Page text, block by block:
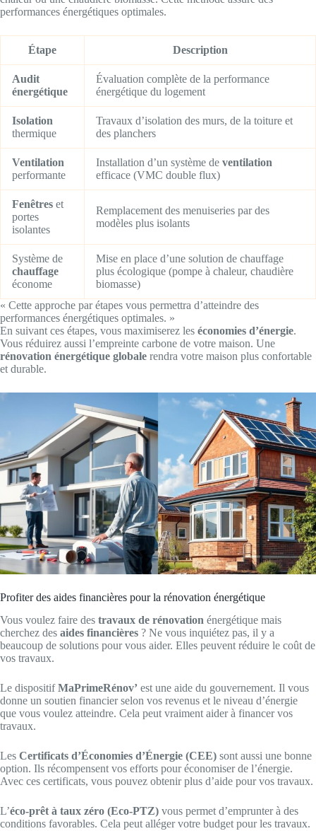
performances énergétiques optimales.
Étape Description
Audit
énergétique
Évaluation complète de la performance
énergétique du logement
Isolation
thermique
Travaux d’isolation des murs, de la toiture et
des planchers
Ventilation
performante
Installation d’un système de ventilation
efficace (VMC double flux)
Fenêtres et
portes
isolantes
Remplacement des menuiseries par des
modèles plus isolants
Système de
chauffage
économe
Mise en place d’une solution de chauffage
plus écologique (pompe à chaleur, chaudière
biomasse)
« Cette approche par étapes vous permettra d’atteindre des
performances énergétiques optimales. »
En suivant ces étapes, vous maximiserez les économies d’énergie.
Vous réduirez aussi l’empreinte carbone de votre maison. Une
rénovation énergétique globale rendra votre maison plus confortable
et durable.
Profiter des aides financières pour la rénovation énergétique
Vous voulez faire des travaux de rénovation énergétique mais
cherchez des aides financières ? Ne vous inquiétez pas, il y a
beaucoup de solutions pour vous aider. Elles peuvent réduire le coût de
vos travaux.
Le dispositifMaPrimeRénov’ est une aide du gouvernement. Il vous
donne un soutien financier selon vos revenus et le niveau d’énergie
que vous voulez atteindre. Cela peut vraiment aider à financer vos
travaux.
Les Certificats d’Économies d’Énergie (CEE) sont aussi une bonne
option. Ils récompensent vos efforts pour économiser de l’énergie.
Avec ces certificats, vous pouvez obtenir plus d’aide pour vos travaux.
L’éco-prêt à taux zéro (Eco-PTZ) vous permet d’emprunter à des
conditions favorables. Cela peut alléger votre budget pour les travaux.